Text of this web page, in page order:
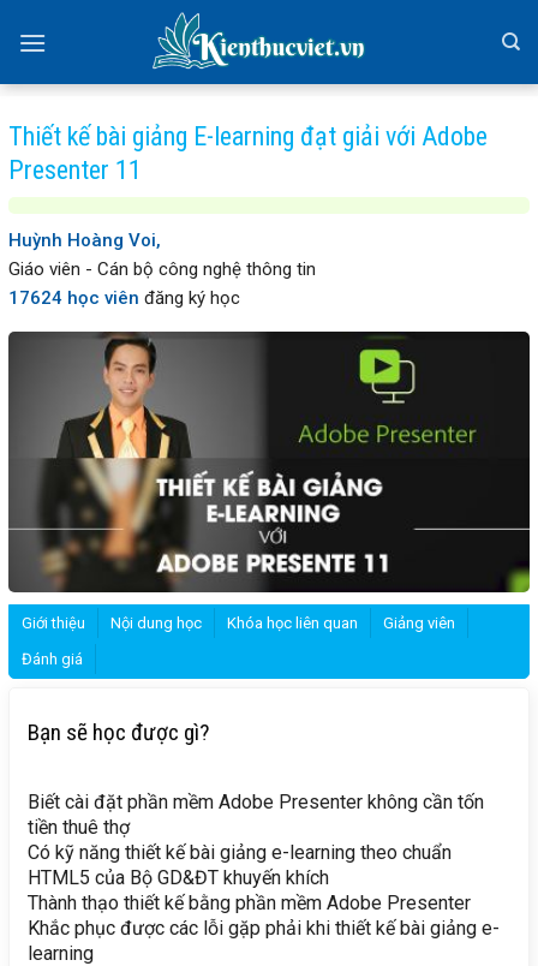
Thiết kế bài giảng E-learning đạt giải với Adobe
Presenter 11
Huỳnh Hoàng Voi,
Giáo viên - Cán bộ công nghệ thông tin
17624 học viên đăng ký học
Giới thiệu Nội dung học Khóa học liên quan
Giảng viên
Đánh giá
Bạn sẽ học được gì?
Biết cài đặt phần mềm Adobe Presenter không cần tốn
tiền thuê thợ
Có kỹ năng thiết kế bài giảng e-learning theo chuẩn
HTML5 của Bộ GD&ĐT khuyến khích
Thành thạo thiết kế bằng phần mềm Adobe Presenter
Khắc phục được các lỗi gặp phải khi thiết kế bài giảng e-
learning